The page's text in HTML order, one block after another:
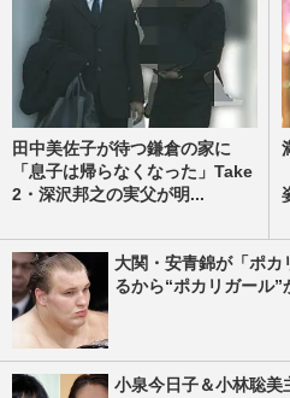
田中美佐子が待つ鎌倉の家に
「息子は帰らなくなった」Take
2・深沢邦之の実父が明...
大関・安青錦が「ポ
るから“ポカリガール”
小泉今日子＆小林聡美